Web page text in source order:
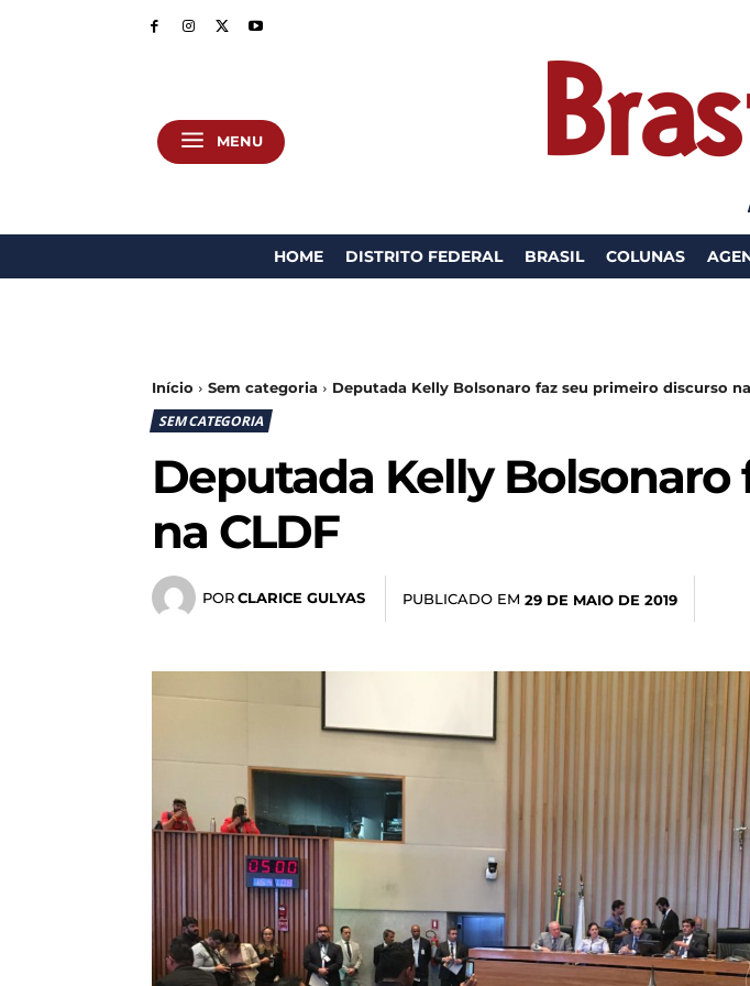
MENU
HOME DISTRITO FEDERAL BRASIL COLUNAS
Início Sem categoria Deputada Kelly Bolsonaro faz seu primeiro discurso na
SEM CATEGORIA
Deputada Kelly
na CLDF
PORCLARICE GULYAS PUBLICADO EM 29 DE MAIO DE 2019